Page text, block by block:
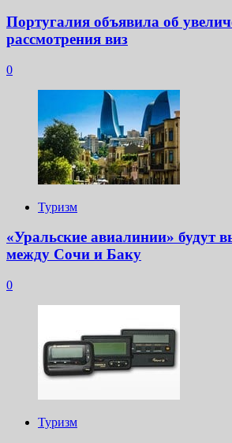
Португалия объявила об
рассмотрения виз
0
Туризм
«Уральские авиалинии» будут
между Сочи и Баку
0
Туризм